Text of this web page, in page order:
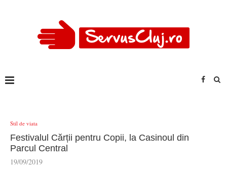
Stil de viata
Festivalul Cărții pentru Copii, la Casinoul din
Parcul Central
19/09/2019